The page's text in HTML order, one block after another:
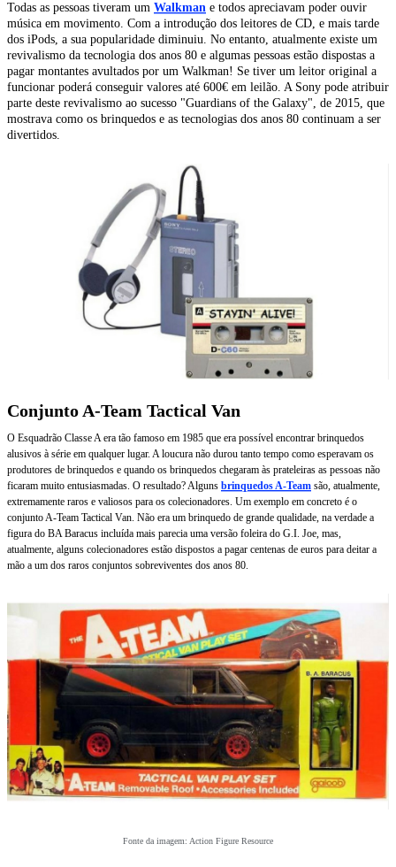
Todas as pessoas tiveram um Walkman e todos apreciavam poder ouvir
música em movimento. Com a introdução dos leitores de CD, e mais tarde
dos iPods, a sua popularidade diminuiu. No entanto, atualmente existe um
revivalismo da tecnologia dos anos 80 e algumas pessoas estão dispostas a
pagar montantes avultados por um Walkman! Se tiver um leitor original a
funcionar poderá conseguir valores até 600€ em leilão. A Sony pode atribuir
parte deste revivalismo ao sucesso "Guardians of the Galaxy", de 2015, que
mostrava como os brinquedos e as tecnologias dos anos 80 continuam a ser
divertidos.
Conjunto A-Team Tactical Van
O Esquadrão Classe A era tão famoso em 1985 que era possível encontrar brinquedos
alusivos à série em qualquer lugar. A loucura não durou tanto tempo como esperavam os
produtores de brinquedos e quando os brinquedos chegaram às prateleiras as pessoas não
ficaram muito entusiasmadas. O resultado? Alguns brinquedos A-Team são, atualmente,
extremamente raros e valiosos para os colecionadores. Um exemplo em concreto é o
conjunto A-Team Tactical Van. Não era um brinquedo de grande qualidade, na verdade a
figura do BA Baracus incluída mais parecia uma versão foleira do G.I. Joe, mas,
atualmente, alguns colecionadores estão dispostos a pagar centenas de euros para deitar a
mão a um dos raros conjuntos sobreviventes dos anos 80.
Fonte da imagem: Action Figure Resource